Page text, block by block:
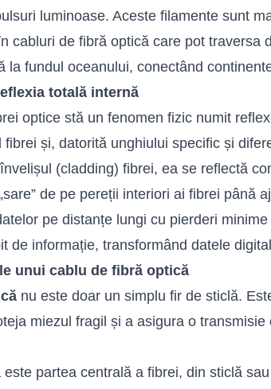
luminoase. Aceste filamente sunt
cabluri de fibră optică care pot traversa
la fundul oceanului, conectând
totală internă
optice stă un fenomen fizic numit
fibrei și, datorită unghiului specific și
(cladding) fibrei, ea se reflectă
de pe pereții interiori ai fibrei până
pe distanțe lungi cu pierderi
de informație, transformând datele
unui cablu de fibră optică
nu este doar un simplu fir de sticlă.
miezul fragil și a asigura o
este partea centrală a fibrei, din sticlă